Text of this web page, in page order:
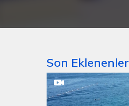
Son Eklenenler